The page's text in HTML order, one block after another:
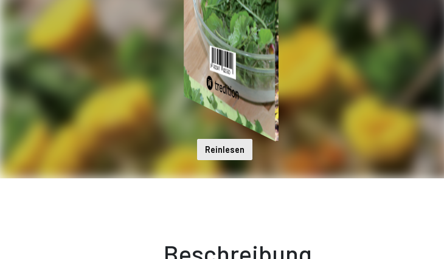
Reinlesen